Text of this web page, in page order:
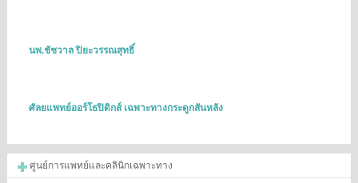
นพ.ชัชวาล ปิยะวรรณสุทธิ์
ศัลยแพทย์ออร์โธปิดิกส์ เฉพาะทางกระดูกสันหลัง
ศูนย์การแพทย์และคลินิกเฉพาะทาง